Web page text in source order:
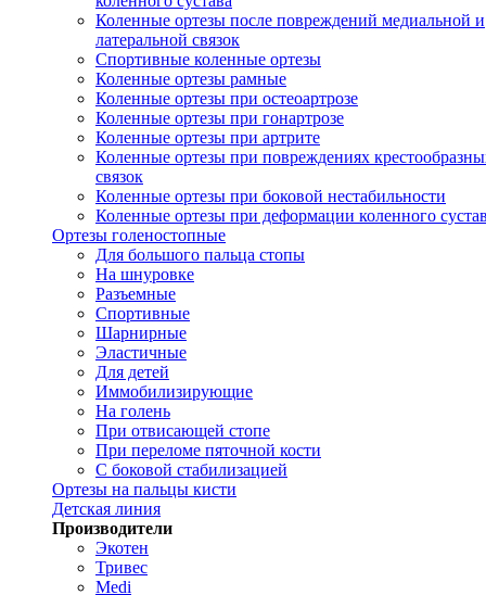
Коленные ортезы после повреждений медиальной и
латеральной связок
Спортивные коленные ортезы
Коленные ортезы рамные
Коленные ортезы при остеоартрозе
Коленные ортезы при гонартрозе
Коленные ортезы при артрите
Коленные ортезы при повреждениях
связок
Коленные ортезы при боковой нестабильности
Коленные ортезы при деформации коленного
Ортезы голеностопные
Для большого пальца стопы
На шнуровке
Разъемные
Спортивные
Шарнирные
Эластичные
Для детей
Иммобилизирующие
На голень
При отвисающей стопе
При переломе пяточной кости
С боковой стабилизацией
Ортезы на пальцы кисти
Детская линия
Производители
Экотен
Тривес
Medi